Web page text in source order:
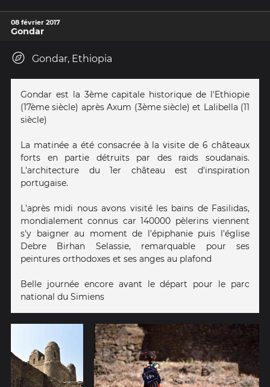
08 février 2017
Gondar
Gondar, Ethiopia
Gondar est la 3ème capitale historique de l'Ethiopie
(17ème siècle) après Axum (3ème siècle) et Lalibella (11
siècle)
La matinée a été consacrée à la visite de 6 châteaux
forts en partie détruits par des raids soudanais.
L'architecture du 1er château est d'inspiration
portugaise.
L'après midi nous avons visité les bains de Fasilidas,
mondialement connus car 140000 pèlerins viennent
s'y baigner au moment de l'épiphanie puis l'église
Debre Birhan Selassie, remarquable pour ses
peintures orthodoxes et ses anges au plafond
Belle journée encore avant le départ pour le parc
national du Simiens